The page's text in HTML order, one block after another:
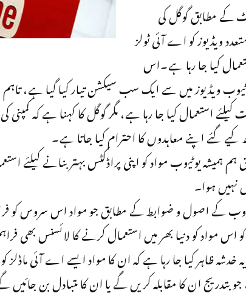
کے مطابق گوگل کی
ویڈیوز کو اے آئی ٹولز
کیا جا رہا ہے۔اس
30 ارب یوٹیوب ویڈیوز میں سے ایک سب سیکشن تیار کیا گیا ہے،
استعمال کیا جا رہا ہے، مگر گوگل کا کہنا ہے کہ
گئے اپنے معاہدوں کا احترام کیا جاتا ہے۔
ہمیشہ یوٹیوب مواد کو اپنی پراڈکٹس بہتر بنانے کیلئے
نہیں ہوا۔
کے اصول و ضوابط کے مطابق جو مواد اس سروس کو
مواد کو دنیا بھر میں استعمال کرنے کا لائسنس بھی
ظاہر کیا جا رہا ہے کہ ان کا مواد ایسے اے آئی ماڈلز
بتدریج ان کا مقابلہ کریں گے یا ان کا متبادل بن